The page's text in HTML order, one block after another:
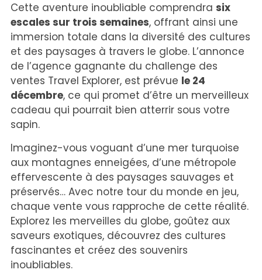
Cette aventure inoubliable comprendra six
escales sur trois semaines, offrant ainsi une
immersion totale dans la diversité des cultures
et des paysages à travers le globe. L’annonce
de l’agence gagnante du challenge des
ventes Travel Explorer, est prévue le 24
décembre, ce qui promet d’être un merveilleux
cadeau qui pourrait bien atterrir sous votre
sapin.
Imaginez-vous voguant d’une mer turquoise
aux montagnes enneigées, d’une métropole
effervescente à des paysages sauvages et
préservés… Avec notre tour du monde en jeu,
chaque vente vous rapproche de cette réalité.
Explorez les merveilles du globe, goûtez aux
saveurs exotiques, découvrez des cultures
fascinantes et créez des souvenirs
inoubliables.